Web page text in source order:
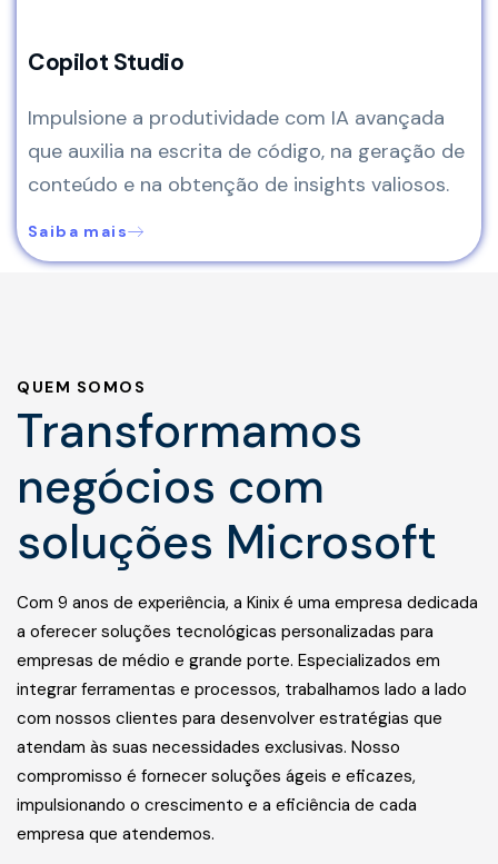
Copilot Studio
Impulsione a produtividade com IA avançada
que auxilia na escrita de código, na geração de
conteúdo e na obtenção de insights valiosos.
Saiba mais
QUEM SOMOS
Transformamos
negócios com
soluções Microsoft
Com 9 anos de experiência, a Kinix é uma empresa dedicada
a oferecer soluções tecnológicas personalizadas para
empresas de médio e grande porte. Especializados em
integrar ferramentas e processos, trabalhamos lado a lado
com nossos clientes para desenvolver estratégias que
atendam às suas necessidades exclusivas. Nosso
compromisso é fornecer soluções ágeis e eficazes,
impulsionando o crescimento e a eficiência de cada
empresa que atendemos.